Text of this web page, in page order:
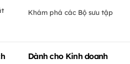
Khám phá các Bộ sưu tập
Dành cho Kinh doanh